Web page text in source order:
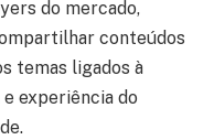
do mercado,
conteúdos
temas ligados à
experiência do